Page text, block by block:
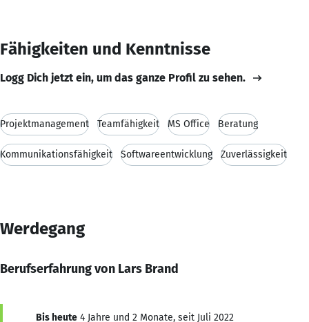
Fähigkeiten und Kenntnisse
Logg Dich jetzt ein, um das ganze Profil zu sehen.
Projektmanagement Teamfähigkeit MS Office Beratung
Kommunikationsfähigkeit Softwareentwicklung Zuverlässigkeit
Werdegang
Berufserfahrung von Lars Brand
Bis heute 4 Jahre und 2 Monate, seit Juli 2022